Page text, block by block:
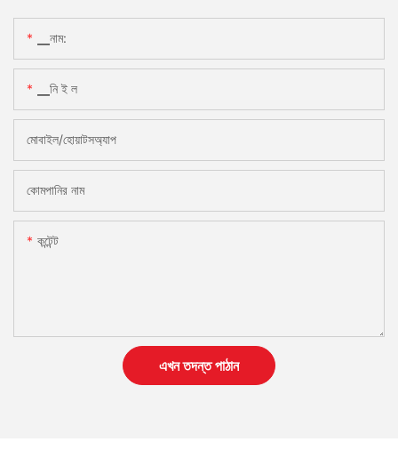
▁নাম:
▁নি ই ল
মোবাইল/হোয়াটসঅ্যাপ
কোমপানির নাম
কন্টেন্ট
এখন তদন্ত পাঠান